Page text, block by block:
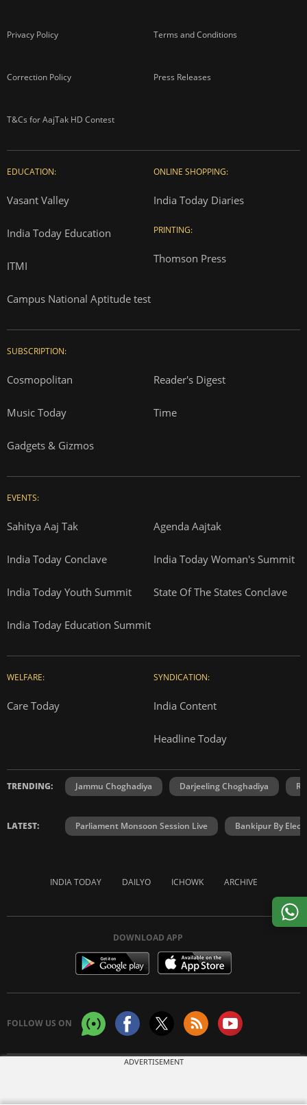
Privacy Policy Terms and Conditions
Correction Policy Press Releases
T&Cs for AajTak HD Contest
EDUCATION:
Vasant Valley
India Today Education
ITMI
Campus National Aptitude test
ONLINE SHOPPING:
India Today Diaries
PRINTING:
Thomson Press
SUBSCRIPTION:
Cosmopolitan Reader's Digest
Music Today Time
Gadgets & Gizmos
EVENTS:
Sahitya Aaj Tak Agenda Aajtak
India Today Conclave India Today Woman's Summit
India Today Youth Summit State Of The States Conclave
India Today Education Summit
WELFARE:
Care Today
SYNDICATION:
India Content
Headline Today
TRENDING: Jammu Choghadiya Darjeeling Choghadiya
LATEST: Parliament Monsoon Session Live Bankipur By
INDIA TODAY DAILYO ICHOWK ARCHIVE
DOWNLOAD APP
FOLLOW US ON
ADVERTISEMENT